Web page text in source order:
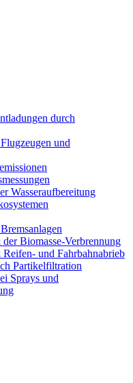
durch
und
Wasseraufbereitung
Biomasse-Verbrennung
Reifen- und Fahrbahnabrieb
Partikelfiltration
Sprays und